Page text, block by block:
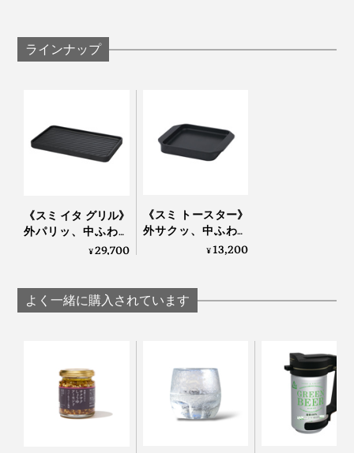
本品「スミ トースター L」のサイズは、大きめの山型食
などいろんな用途で使いたい場合は「スミ イタグリ
ル」がおすすめです。
いろんな食材を焼いて、そのまま食卓にも出しても手抜
き感なし。あれこれいろんなものを焼いては、「うんま
ラインナップ
《スミ イタ グリル》
外パリッ、中ふわっ
と焼きあがる「炭プ
¥29,700
《スミ トースター》
外サクッ、中ふわっ
と焼きあがる、炭プ
¥13,200
よく一緒に購入されています